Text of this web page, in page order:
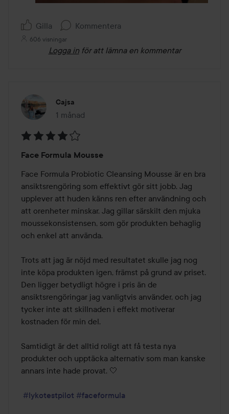
Gilla Kommentera
606 visningar
Logga in för att lämna en kommentar
Cajsa
1 månad
Inlägget skapades 1 månad
4
av
5
Face Formula Mousse
Face Formula Probiotic Cleansing Mousse är en bra
ansiktsrengöring som effektivt gör sitt jobb. Jag
upplever att huden känns ren efter användning och
att orenheter minskar. Jag gillar särskilt den mjuka
moussekonsistensen, som gör produkten behaglig
och enkel att använda.
Trots att jag är nöjd med resultatet skulle jag nog
inte köpa produkten igen, främst på grund av priset.
Den ligger betydligt högre i pris än de
ansiktsrengöringar jag vanligtvis använder, och jag
tycker inte att skillnaden i effekt motiverar
kostnaden för min del.
Samtidigt är det alltid roligt att få testa nya
produkter och upptäcka alternativ som man kanske
annars inte hade provat. 🤍
#lykotestpilot #faceformula